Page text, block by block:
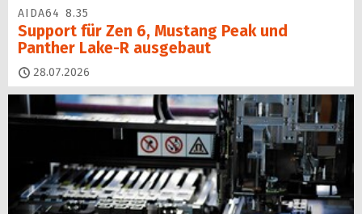
AIDA64 8.35
Support für Zen 6, Mustang Peak und
Panther Lake-R ausgebaut
28.07.2026